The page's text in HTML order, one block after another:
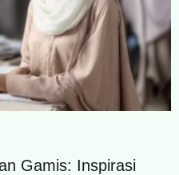
Gamis: Inspirasi